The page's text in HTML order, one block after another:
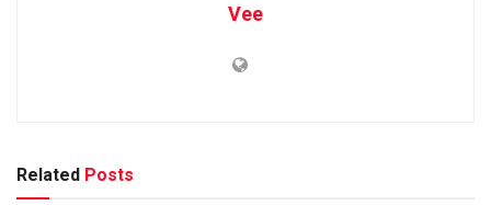
Vee
Related Posts